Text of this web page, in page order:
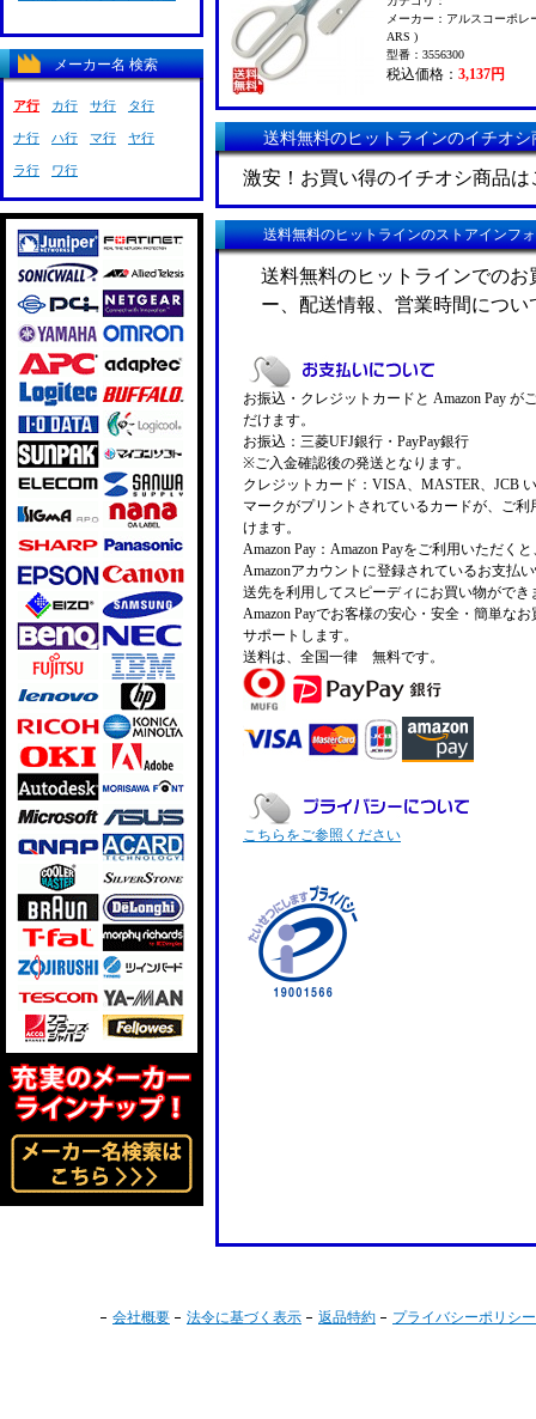
メーカー：アルスコーポレ
ARS )
型番：3556300
税込価格： 3,137円
送料無料のヒットラインのイチオシ
激安！お買い得のイチオシ商品
送料無料のヒットラインのストアインフ
送料無料のヒットラインでの
ー、配送情報、営業時間につ
お振込・クレジットカードと Amazon Pay が
だけます。
お振込：三菱UFJ銀行・PayPay銀行
※ご入金確認後の発送となります。
クレジットカード：VISA、MASTER、JCB
マークがプリントされているカードが、ご利
けます。
Amazon Pay：Amazon Payをご利用いただく
Amazonアカウントに登録されているお支払
送先を利用してスピーディにお買い物ができ
Amazon Payでお客様の安心・安全・簡単な
サポートします。
送料は、全国一律 無料です。
こちらをご参照ください
メーカー名 検索
ア行 カ行 サ行 タ行
ナ行 ハ行 マ行 ヤ行
ラ行 ワ行
会社概要 法令に基づく表示 返品特約 プライバシーポリシー